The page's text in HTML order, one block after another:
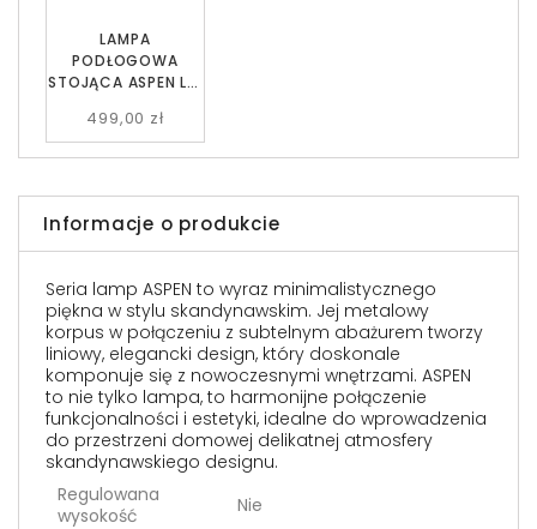
LAMPA
PODŁOGOWA
STOJĄCA ASPEN LP1
WA EMIBIG
499,00 zł
Informacje o produkcie
Seria lamp ASPEN to wyraz minimalistycznego
piękna w stylu skandynawskim. Jej metalowy
korpus w połączeniu z subtelnym abażurem tworzy
liniowy, elegancki design, który doskonale
komponuje się z nowoczesnymi wnętrzami. ASPEN
to nie tylko lampa, to harmonijne połączenie
funkcjonalności i estetyki, idealne do wprowadzenia
do przestrzeni domowej delikatnej atmosfery
skandynawskiego designu.
Regulowana
wysokość
Nie